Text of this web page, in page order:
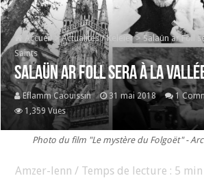
Accueil > Actualités / Keleier > Salaün ar Foll
Saints
Salaün ar Foll sera à la
Eflamm Caouissin 31 mai 2018
1
1,359 Vues
Photo du film "Le mystère du Folgoët" -
Amzer-lenn / Temps de lecture : 5 min